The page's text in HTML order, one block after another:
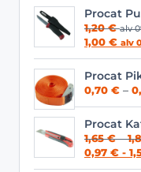
Procat
1,20€ alv
1,00 € alv
Procat
0,70 € –
Procat
1,65€ –
0,97 € -